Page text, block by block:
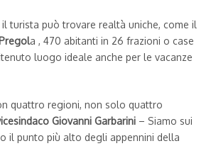
il turista può trovare realtà uniche, come il
a , 470 abitanti in 26 frazioni o case
luogo ideale anche per le vacanze
quattro regioni, non solo quattro
Giovanni Garbarini – Siamo sui
il punto più alto degli appennini della